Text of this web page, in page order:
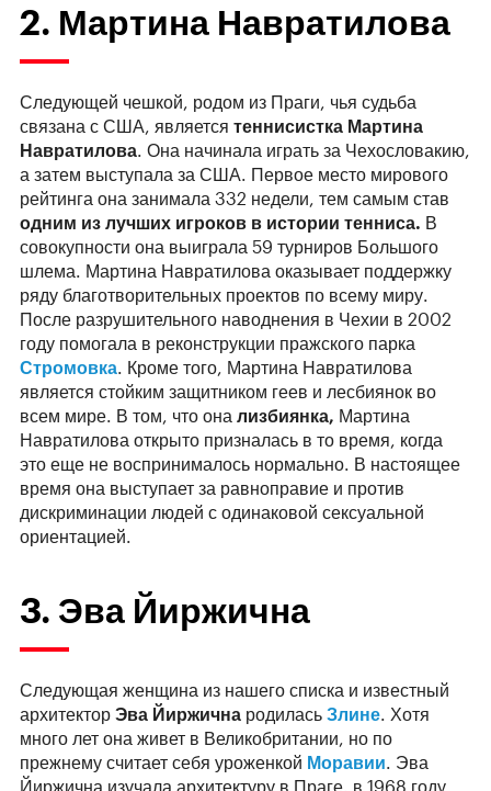
2. Мартина Навратилова
Следующей чешкой, родом из Праги, чья судьба
связана с США, является теннисистка Мартина
Навратилова. Она начинала играть за Чехословакию,
а затем выступала за США. Первое место мирового
рейтинга она занимала 332 недели, тем самым став
одним из лучших игроков в истории тенниса. В
совокупности она выиграла 59 турниров Большого
шлема. Мартина Навратилова оказывает поддержку
ряду благотворительных проектов по всему миру.
После разрушительного наводнения в Чехии в 2002
году помогала в реконструкции пражского парка
Стромовка. Кроме того, Мартина Навратилова
является стойким защитником геев и лесбиянок во
всем мире. В том, что она лизбиянка, Мартина
Навратилова открыто призналась в то время, когда
это еще не воспринималось нормально. В настоящее
время она выступает за равноправие и против
дискриминации людей с одинаковой сексуальной
ориентацией.
3. Эва Йиржична
Следующая женщина из нашего списка и известный
архитектор Эва Йиржична родилась Злине. Хотя
много лет она живет в Великобритании, но по
прежнему считает себя уроженкой Моравии. Эва
Йиржична изучала архитектуру в Праге, в 1968 году